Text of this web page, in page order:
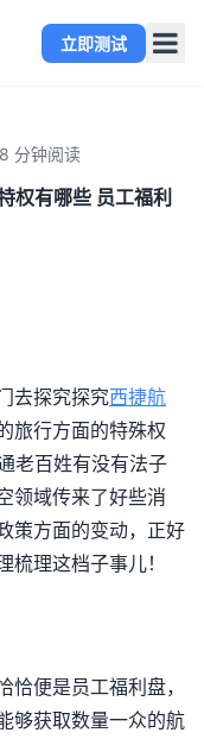
立即测试
8 分钟阅读
有哪些 员工福利
去探究探究西捷航
旅行方面的特殊权
老百姓有没有法子
领域传来了好些消
策方面的变动，正好
理这档子事儿！
便是员工福利盘，
够获取数量一众的航